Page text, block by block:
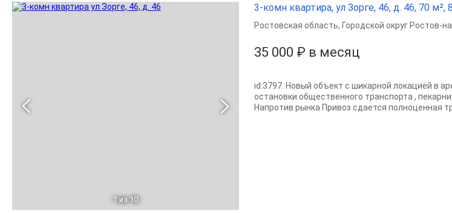
1 из 10
3-комн квартира, ул Зорге, 46, д. 46, 70 м²,
35 000 ₽ в месяц
Ростовская область, Городской округ Ростов-
id:3797. Новый объект с шикарной локацией в
остановки общественного транспорта ,
Напротив рынка Привоз сдается полноценная